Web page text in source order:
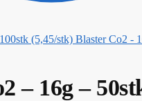
Blaster Co2 -
– 16g –